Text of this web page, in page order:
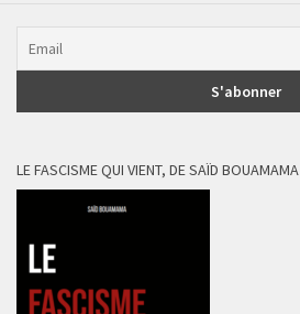
LE FASCISME QUI VIENT, DE SAÏD BOUAMAMA